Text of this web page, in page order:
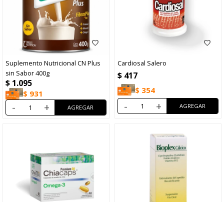
Suplemento Nutricional CN Plus
sin Sabor 400g
$ 1.095
$ 931
- +
Cardiosal Salero
$ 417
$ 354
- +